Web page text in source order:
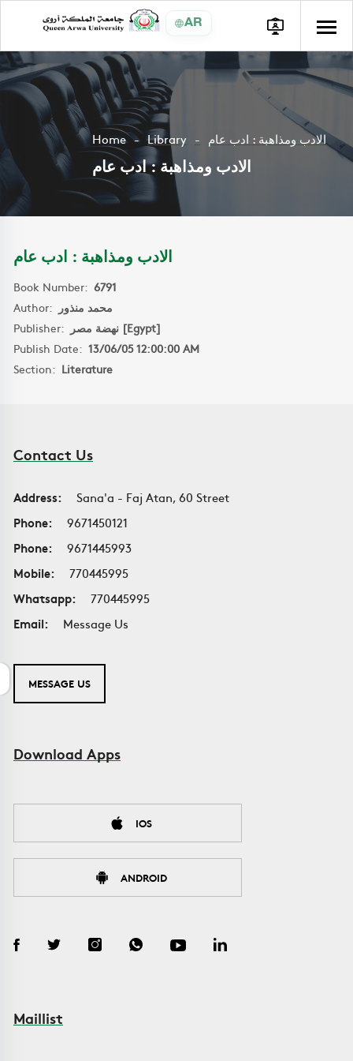
AR
Home Library الادب ومذاهبة : ادب عام
الادب ومذاهبة : ادب عام
الادب ومذاهبة : ادب عام
Book Number: 6791
Author: محمد منذور
Publisher:
نهضة مصر [Egypt]
Publish Date: 13/06/05 12:00:00 AM
Section: Literature
Contact Us
Address:
Sana'a - Faj Atan, 60 Street
Phone:
9671450121
Phone:
9671445993
Mobile:
770445995
Whatsapp:
770445995
Email:
Message Us
MESSAGE US
Download Apps
IOS
ANDROID
Maillist